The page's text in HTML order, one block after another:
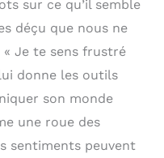
sur ce qu’il semble
déçu que nous ne
« Je te sens frustré
donne les outils
son monde
une roue des
sentiments peuvent